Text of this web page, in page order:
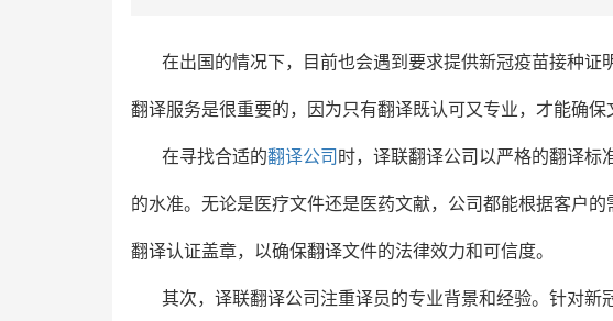
在出国的情况下，目前也会遇到要求提供新冠疫苗接种
翻译服务是很重要的，因为只有翻译既认可又专业，才能确
在寻找合适的翻译公司 时，译联翻译公司以严格的翻译标
的水准。无论是医疗文件还是医药文献，公司都能根据客户
翻译认证盖章，以确保翻译文件的法律效力和可信度。
其次，译联翻译公司注重译员的专业背景和经验。针对